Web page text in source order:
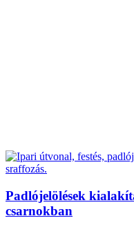
Padlójelölések
csarnokban